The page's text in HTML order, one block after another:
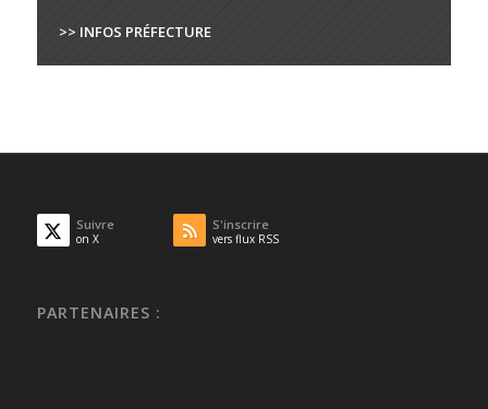
>> INFOS PRÉFECTURE
Suivre
on X
S'inscrire
vers flux RSS
PARTENAIRES :